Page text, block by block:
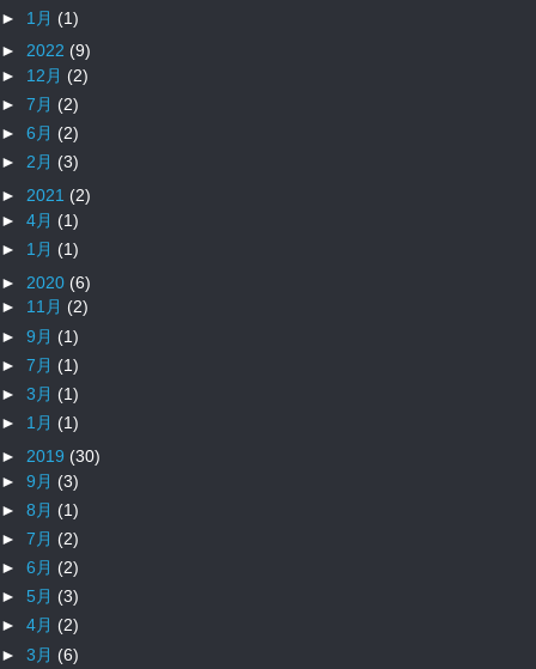
► 1月 (1)
► 2022 (9)
► 12月 (2)
► 7月 (2)
► 6月 (2)
► 2月 (3)
► 2021 (2)
► 4月 (1)
► 1月 (1)
► 2020 (6)
► 11月 (2)
► 9月 (1)
► 7月 (1)
► 3月 (1)
► 1月 (1)
► 2019 (30)
► 9月 (3)
► 8月 (1)
► 7月 (2)
► 6月 (2)
► 5月 (3)
► 4月 (2)
► 3月 (6)